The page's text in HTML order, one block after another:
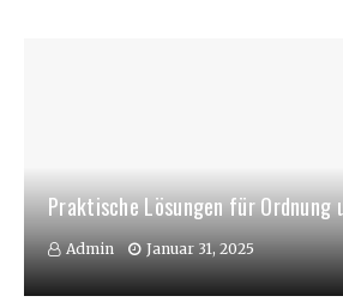
Praktische Lösungen für Ordnung
Admin Januar 31, 2025